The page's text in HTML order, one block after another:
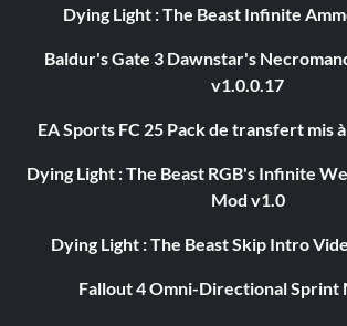
Dying Light : The Beast Infinite
Baldur's Gate 3 Dawnstar's
v1.0.0.17
EA Sports FC 25 Pack de transfert mis
Dying Light : The Beast RGB's Infinite
Mod v1.0
Dying Light : The Beast Skip Intro
Fallout 4 Omni-Directional Sprint